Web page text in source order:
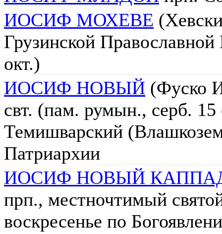
ИОСИФ МОХЕВЕ
Грузинской
окт.)
ИОСИФ НОВЫЙ (Фуско
свт. (пам. румын., серб. 15
Темишварский
Патриархии
ИОСИФ НОВЫЙ
прп., местночтимый
воскресенье по